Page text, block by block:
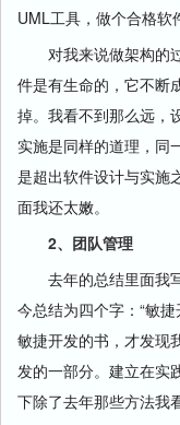
UML工具，做个合格软
对我来说做架构的过
件是有生命的，它不断
掉。我看不到那么远，
实施是同样的道理，同
是超出软件设计与实施
面我还太嫩。
2、团队管理
去年的总结里面我写
今总结为四个字：“敏
敏捷开发的书，才发现
发的一部分。建立在实
下除了去年那些方法我